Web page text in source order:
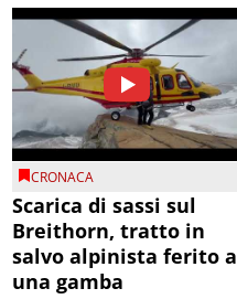
CRONACA
Scarica di sassi sul
Breithorn, tratto in
salvo alpinista ferito a
una gamba